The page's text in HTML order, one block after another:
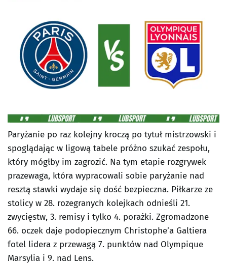
Paryżanie po raz kolejny kroczą po tytuł mistrzowski i
spoglądając w ligową tabele próżno szukać zespołu,
który mógłby im zagrozić. Na tym etapie rozgrywek
prazewaga, która wypracowali sobie paryżanie nad
resztą stawki wydaje się dość bezpieczna. Piłkarze ze
stolicy w 28. rozegranych kolejkach odnieśli 21.
zwycięstw, 3. remisy i tylko 4. porażki. Zgromadzone
66. oczek daje podopiecznym Christophe’a Galtiera
fotel lidera z przewagą 7. punktów nad Olympique
Marsylia i 9. nad Lens.